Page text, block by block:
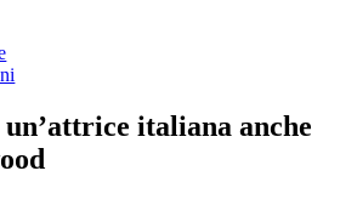
italiana anche